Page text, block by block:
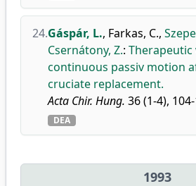
24.Gáspár, L., Farkas, C.,
Csernátony, Z.: Therapeutic
continuous passiv motion
cruciate replacement.
Acta Chir. Hung. 36 (1-4),
DEA
1993